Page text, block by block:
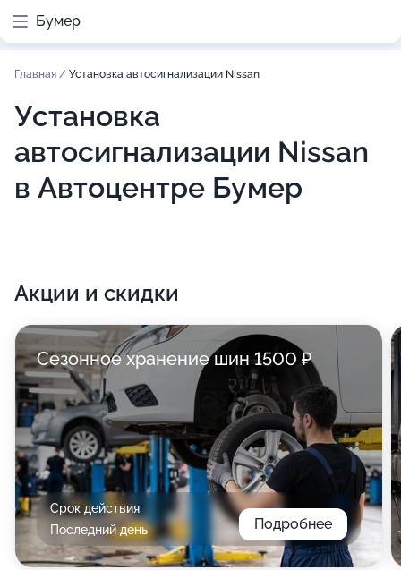
Бумер
Главная / Установка автосигнализации Nissan
Установка
автосигнализации Nissan
в Автоцентре Бумер
Акции и скидки
Сезонное хранение шин 1500 ₽
Срок действия
Последний день
Подробнее